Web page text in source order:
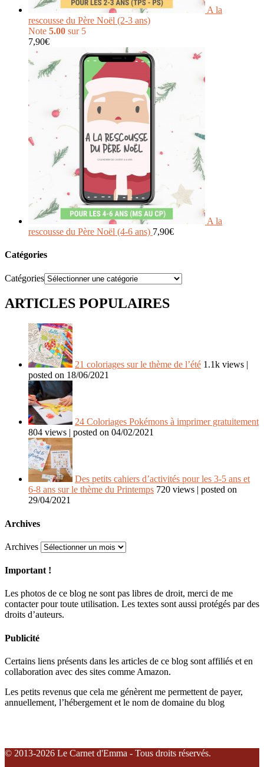
A la
rescousse du Père Noël (2-3 ans)
Note 5.00 sur 5
7,90€
A la
rescousse du Père Noël (4-6 ans) 7,90€
Catégories
Catégories
ARTICLES POPULAIRES
21 coloriages sur le thème de l’été 1.1k views |
posted on 18/06/2021
24 Coloriages Pokémons à imprimer gratuitement
804 views | posted on 04/02/2021
Des petits cahiers d’activités pour les 3-5 ans et
6-8 ans sur le thème du Printemps 720 views | posted on
29/04/2021
Archives
Archives
Important !
Les photos de ce blog ne sont pas libres de droit, merci de me
contacter pour toute utilisation. Les textes sont aussi protégés par des
droits d’auteurs.
Publicité
Certains liens présents dans les articles de ce blog sont affiliés et en
collaboration avec des sites comme Amazon.
Les petits revenus que cela me génèrent me permettent de payer,
annuellement, l’hébergement et le nom de domaine du blog
© 2013-2026 Le Carnet d'Emma - Tous droits réservés.